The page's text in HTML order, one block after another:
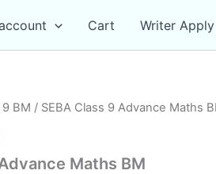
Cart Writer Apply
9 BM / SEBA Class 9 Advance Maths
Maths BM